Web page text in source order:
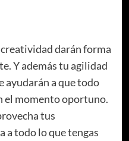
darán forma
Y además tu agilidad
ayudarán a que todo
el momento oportuno.
tus
a todo lo que tengas